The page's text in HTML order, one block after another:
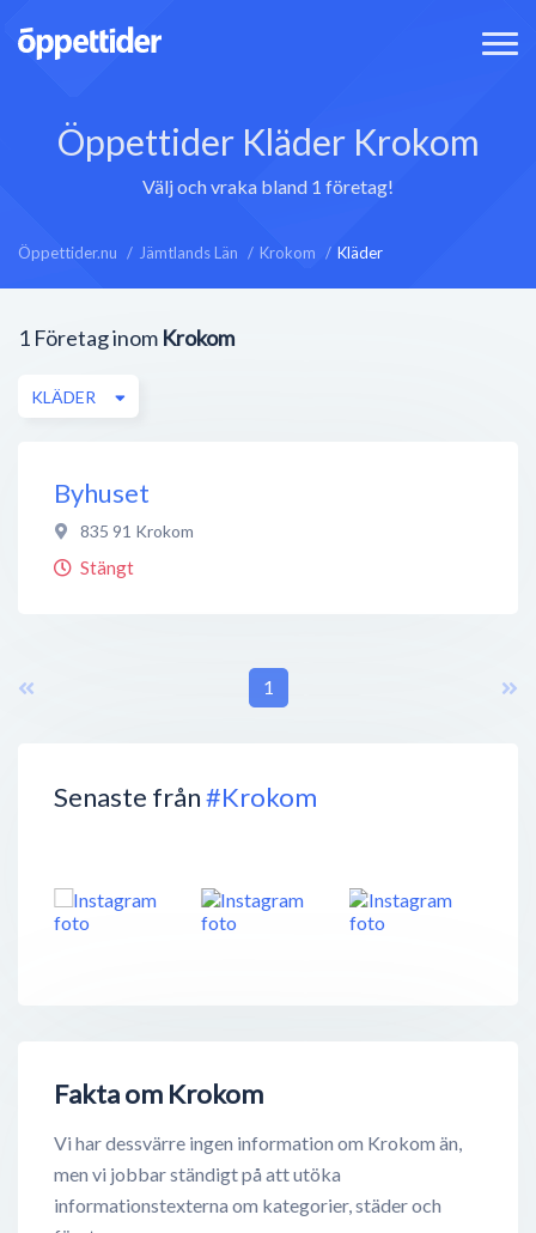
Öppettider Kläder Krokom
Välj och vraka bland 1 företag!
Öppettider.nu Jämtlands Län Krokom Kläder
Senaste från#Krokom
Fakta om Krokom
Vi har dessvärre ingen information om Krokom än,
men vi jobbar ständigt på att utöka
informationstexterna om kategorier, städer och
1 Företag inom Krokom
KLÄDER
Byhuset
835 91 Krokom
Stängt
1